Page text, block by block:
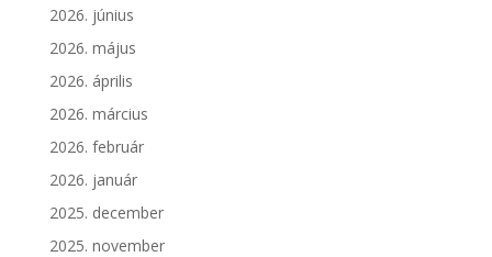
2026. június
2026. május
2026. április
2026. március
2026. február
2026. január
2025. december
2025. november